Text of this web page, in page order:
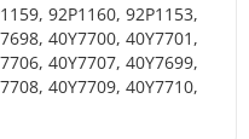
92P1160, 92P1153,
40Y7700, 40Y7701,
40Y7707, 40Y7699,
40Y7709, 40Y7710,